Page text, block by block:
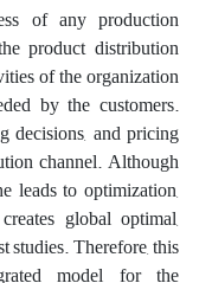
of any production
product distribution
of the organization
by the customers.
decisions, and pricing
channel. Although
leads to optimization,
global optimal,
studies. Therefore, this
model for the